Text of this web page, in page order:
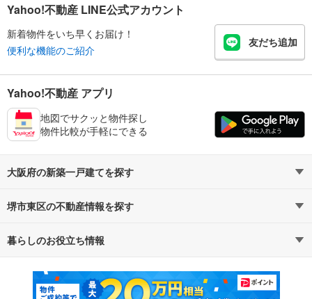
Yahoo!不動産 LINE公式アカウント
新着物件をいち早くお届け！
便利な機能のご紹介
友だち追加
Yahoo!不動産 アプリ
地図でサクッと物件探し
物件比較が手軽にできる
大阪府の新築一戸建てを探す
路線・駅から探す
通勤・通学時間から探す
堺市東区の不動産情報を探す
不動産・住宅
新築マンション 中古マンション
暮らしのお役立ち情報
マンションカタログ 教えて！住まいの先生